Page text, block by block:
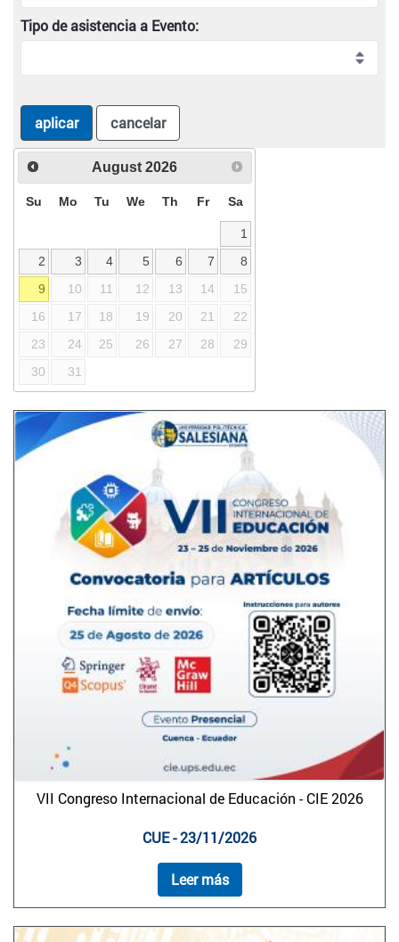
Tipo de asistencia a Evento:
aplicar cancelar
August 2026
Su Mo Tu We Th Fr Sa
1
2
3 4 5 6 7
8
9
10 11 12 13 14
15
16
17 18 19 20 21
22
23
24 25 26 27 28
29
30
31
VII Congreso Internacional de Educación - CIE 2026
CUE - 23/11/2026
Leer más